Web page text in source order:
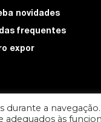
novidades
frequentes
expor
DESIGN POR
a
às